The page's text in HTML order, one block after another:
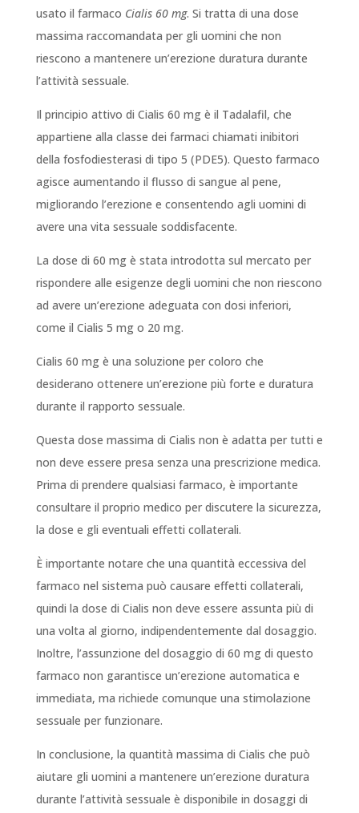
usato il farmaco Cialis 60 mg. Si tratta di una dose
massima raccomandata per gli uomini che non
riescono a mantenere un’erezione duratura durante
l’attività sessuale.
Il principio attivo di Cialis 60 mg è il Tadalafil, che
appartiene alla classe dei farmaci chiamati inibitori
della fosfodiesterasi di tipo 5 (PDE5). Questo farmaco
agisce aumentando il flusso di sangue al pene,
migliorando l’erezione e consentendo agli uomini di
avere una vita sessuale soddisfacente.
La dose di 60 mg è stata introdotta sul mercato per
rispondere alle esigenze degli uomini che non riescono
ad avere un’erezione adeguata con dosi inferiori,
come il Cialis 5 mg o 20 mg.
Cialis 60 mg è una soluzione per coloro che
desiderano ottenere un’erezione più forte e duratura
durante il rapporto sessuale.
Questa dose massima di Cialis non è adatta per tutti e
non deve essere presa senza una prescrizione medica.
Prima di prendere qualsiasi farmaco, è importante
consultare il proprio medico per discutere la sicurezza,
la dose e gli eventuali effetti collaterali.
È importante notare che una quantità eccessiva del
farmaco nel sistema può causare effetti collaterali,
quindi la dose di Cialis non deve essere assunta più di
una volta al giorno, indipendentemente dal dosaggio.
Inoltre, l’assunzione del dosaggio di 60 mg di questo
farmaco non garantisce un’erezione automatica e
immediata, ma richiede comunque una stimolazione
sessuale per funzionare.
In conclusione, la quantità massima di Cialis che può
aiutare gli uomini a mantenere un’erezione duratura
durante l’attività sessuale è disponibile in dosaggi di